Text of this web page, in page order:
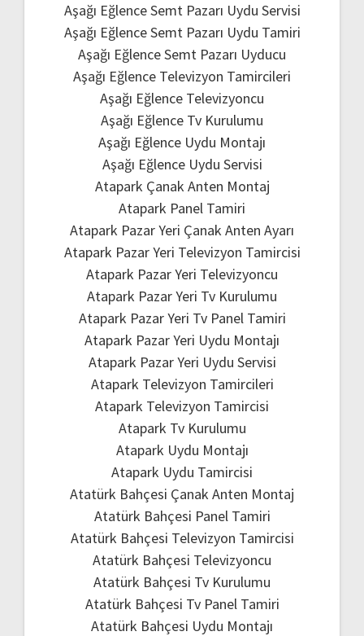
Aşağı Eğlence Semt Pazarı Uydu Servisi
Aşağı Eğlence Semt Pazarı Uydu Tamiri
Aşağı Eğlence Semt Pazarı Uyducu
Aşağı Eğlence Televizyon Tamircileri
Aşağı Eğlence Televizyoncu
Aşağı Eğlence Tv Kurulumu
Aşağı Eğlence Uydu Montajı
Aşağı Eğlence Uydu Servisi
Atapark Çanak Anten Montaj
Atapark Panel Tamiri
Atapark Pazar Yeri Çanak Anten Ayarı
Atapark Pazar Yeri Televizyon Tamircisi
Atapark Pazar Yeri Televizyoncu
Atapark Pazar Yeri Tv Kurulumu
Atapark Pazar Yeri Tv Panel Tamiri
Atapark Pazar Yeri Uydu Montajı
Atapark Pazar Yeri Uydu Servisi
Atapark Televizyon Tamircileri
Atapark Televizyon Tamircisi
Atapark Tv Kurulumu
Atapark Uydu Montajı
Atapark Uydu Tamircisi
Atatürk Bahçesi Çanak Anten Montaj
Atatürk Bahçesi Panel Tamiri
Atatürk Bahçesi Televizyon Tamircisi
Atatürk Bahçesi Televizyoncu
Atatürk Bahçesi Tv Kurulumu
Atatürk Bahçesi Tv Panel Tamiri
Atatürk Bahçesi Uydu Montajı